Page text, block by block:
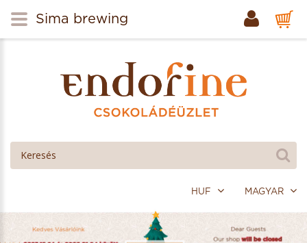
MAGYAR
HUF
Sima brewing